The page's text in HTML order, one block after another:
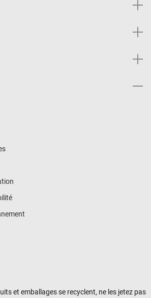
et emballages se recyclent, ne les jetez pas